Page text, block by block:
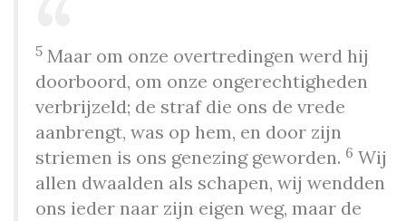
5 Maar om onze overtredingen werd hij
doorboord, om onze ongerechtigheden
verbrijzeld; de straf die ons de vrede
aanbrengt, was op hem, en door zijn
striemen is ons genezing geworden. 6 Wij
allen dwaalden als schapen, wij wendden
ons ieder naar zijn eigen weg, maar de